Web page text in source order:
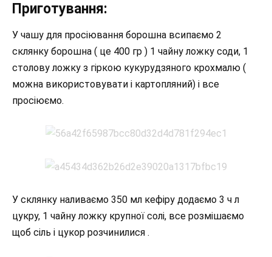
Приготування:
У чашу для просіювання борошна всипаємо 2
склянку борошна ( це 400 гр ) 1 чайну ложку соди, 1
столову ложку з гіркою кукурудзяного крохмалю (
можна використовувати і картопляний) і все
просіюємо.
У склянку наливаємо 350 мл кефіру додаємо 3 ч л
цукру, 1 чайну ложку крупної солі, все розмішаємо
щоб сіль і цукор розчинилися .